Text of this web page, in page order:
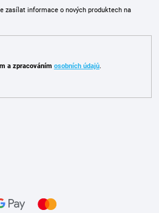
zasílat informace o nových produktech na
a zpracováním osobních údajů.